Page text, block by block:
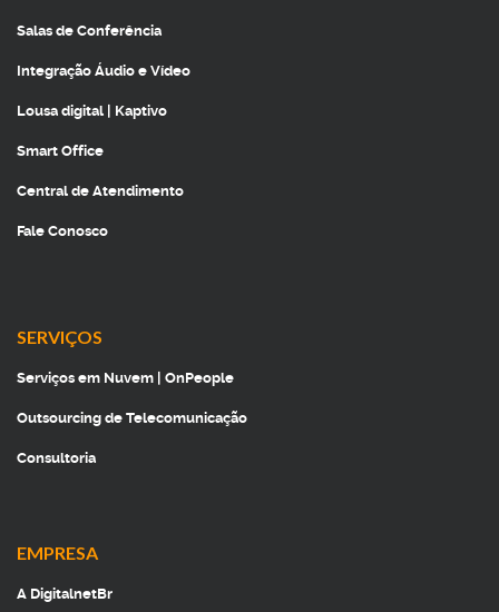
Salas de Conferência
Integração Áudio e Vídeo
Lousa digital | Kaptivo
Smart Office
Central de Atendimento
Fale Conosco
SERVIÇOS
Serviços em Nuvem | OnPeople
Outsourcing de Telecomunicação
Consultoria
EMPRESA
A DigitalnetBr